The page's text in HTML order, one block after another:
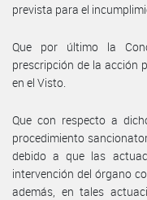
prevista para el
Que por último la
prescripción de la acción
en el Visto.
Que con respecto a
procedimiento
debido a que las
intervención del órgano
además, en tales